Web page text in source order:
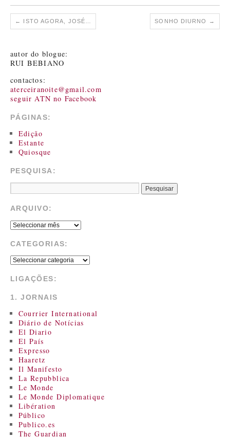
← ISTO AGORA, JOSÉ… SONHO DIURNO →
autor do blogue:
RUI BEBIANO
contactos:
aterceiranoite@gmail.com
seguir ATN no Facebook
PÁGINAS:
Edição
Estante
Quiosque
PESQUISA:
ARQUIVO:
CATEGORIAS:
LIGAÇÕES:
1. JORNAIS
Courrier International
Diário de Notícias
El Diario
El País
Expresso
Haaretz
Il Manifesto
La Repubblica
Le Monde
Le Monde Diplomatique
Libération
Público
Publico.es
The Guardian